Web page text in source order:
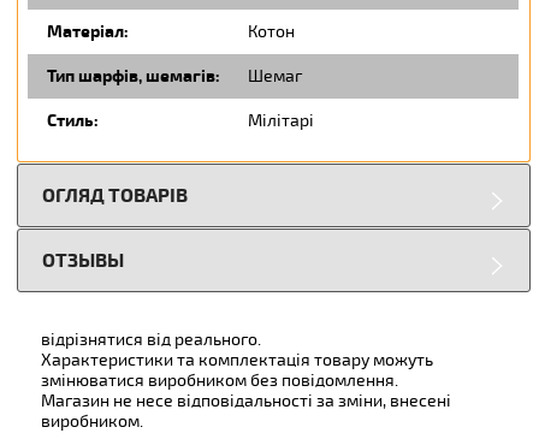
Матеріал: Котон
Тип шарфів, шемагів: Шемаг
Стиль: Мілітарі
ОГЛЯД ТОВАРІВ
ОТЗЫВЫ
відрізнятися від реального.
Характеристики та комплектація товару можуть
змінюватися виробником без повідомлення.
Магазин не несе відповідальності за зміни, внесені
виробником.